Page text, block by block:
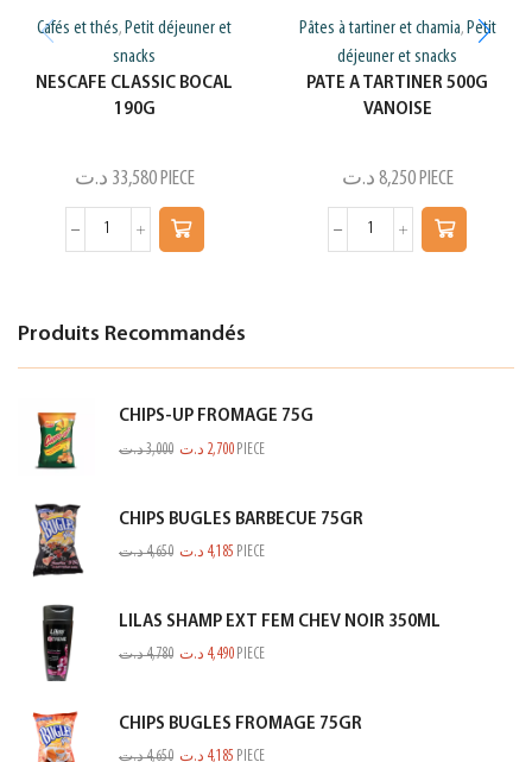
Cafés et thés, Petit déjeuner et
snacks
NESCAFE CLASSIC BOCAL
190G
33,580 د.ت PIECE
Pâtes à tartiner et chamia, Petit
déjeuner et snacks
PATE A TARTINER 500G
VANOISE
8,250 د.ت PIECE
Produits Recommandés
CHIPS-UP FROMAGE 75G
3,000د.ت 2,700 د.ت PIECE
CHIPS BUGLES BARBECUE 75GR
4,650د.ت 4,185 د.ت PIECE
LILAS SHAMP EXT FEM CHEV NOIR 350ML
4,780د.ت 4,490 د.ت PIECE
CHIPS BUGLES FROMAGE 75GR
4,650د.ت 4,185 د.ت PIECE